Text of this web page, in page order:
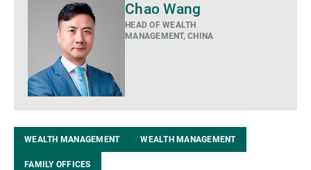
Chao Wang
HEAD OF WEALTH
MANAGEMENT, CHINA
WEALTH MANAGEMENT WEALTH MANAGEMENT
FAMILY OFFICES